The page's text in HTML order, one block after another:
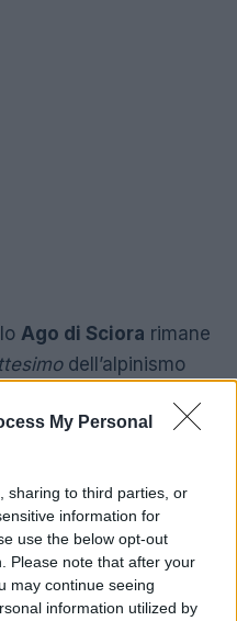
My Personal
sharing to third parties, or
information for
use the below opt-out
Please note that after your
may continue seeing
information utilized by
Ago di Sciora rimane
dell’alpinismo
alpinisti. L’impresa è
di
collaborazione in